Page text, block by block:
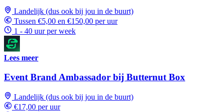
Landelijk (dus ook bij jou in de buurt)
Tussen €5,00 en €150,00 per uur
1 - 40 uur per week
Lees meer
Event Brand Ambassador bij Butternut Box
Landelijk (dus ook bij jou in de buurt)
€17,00 per uur